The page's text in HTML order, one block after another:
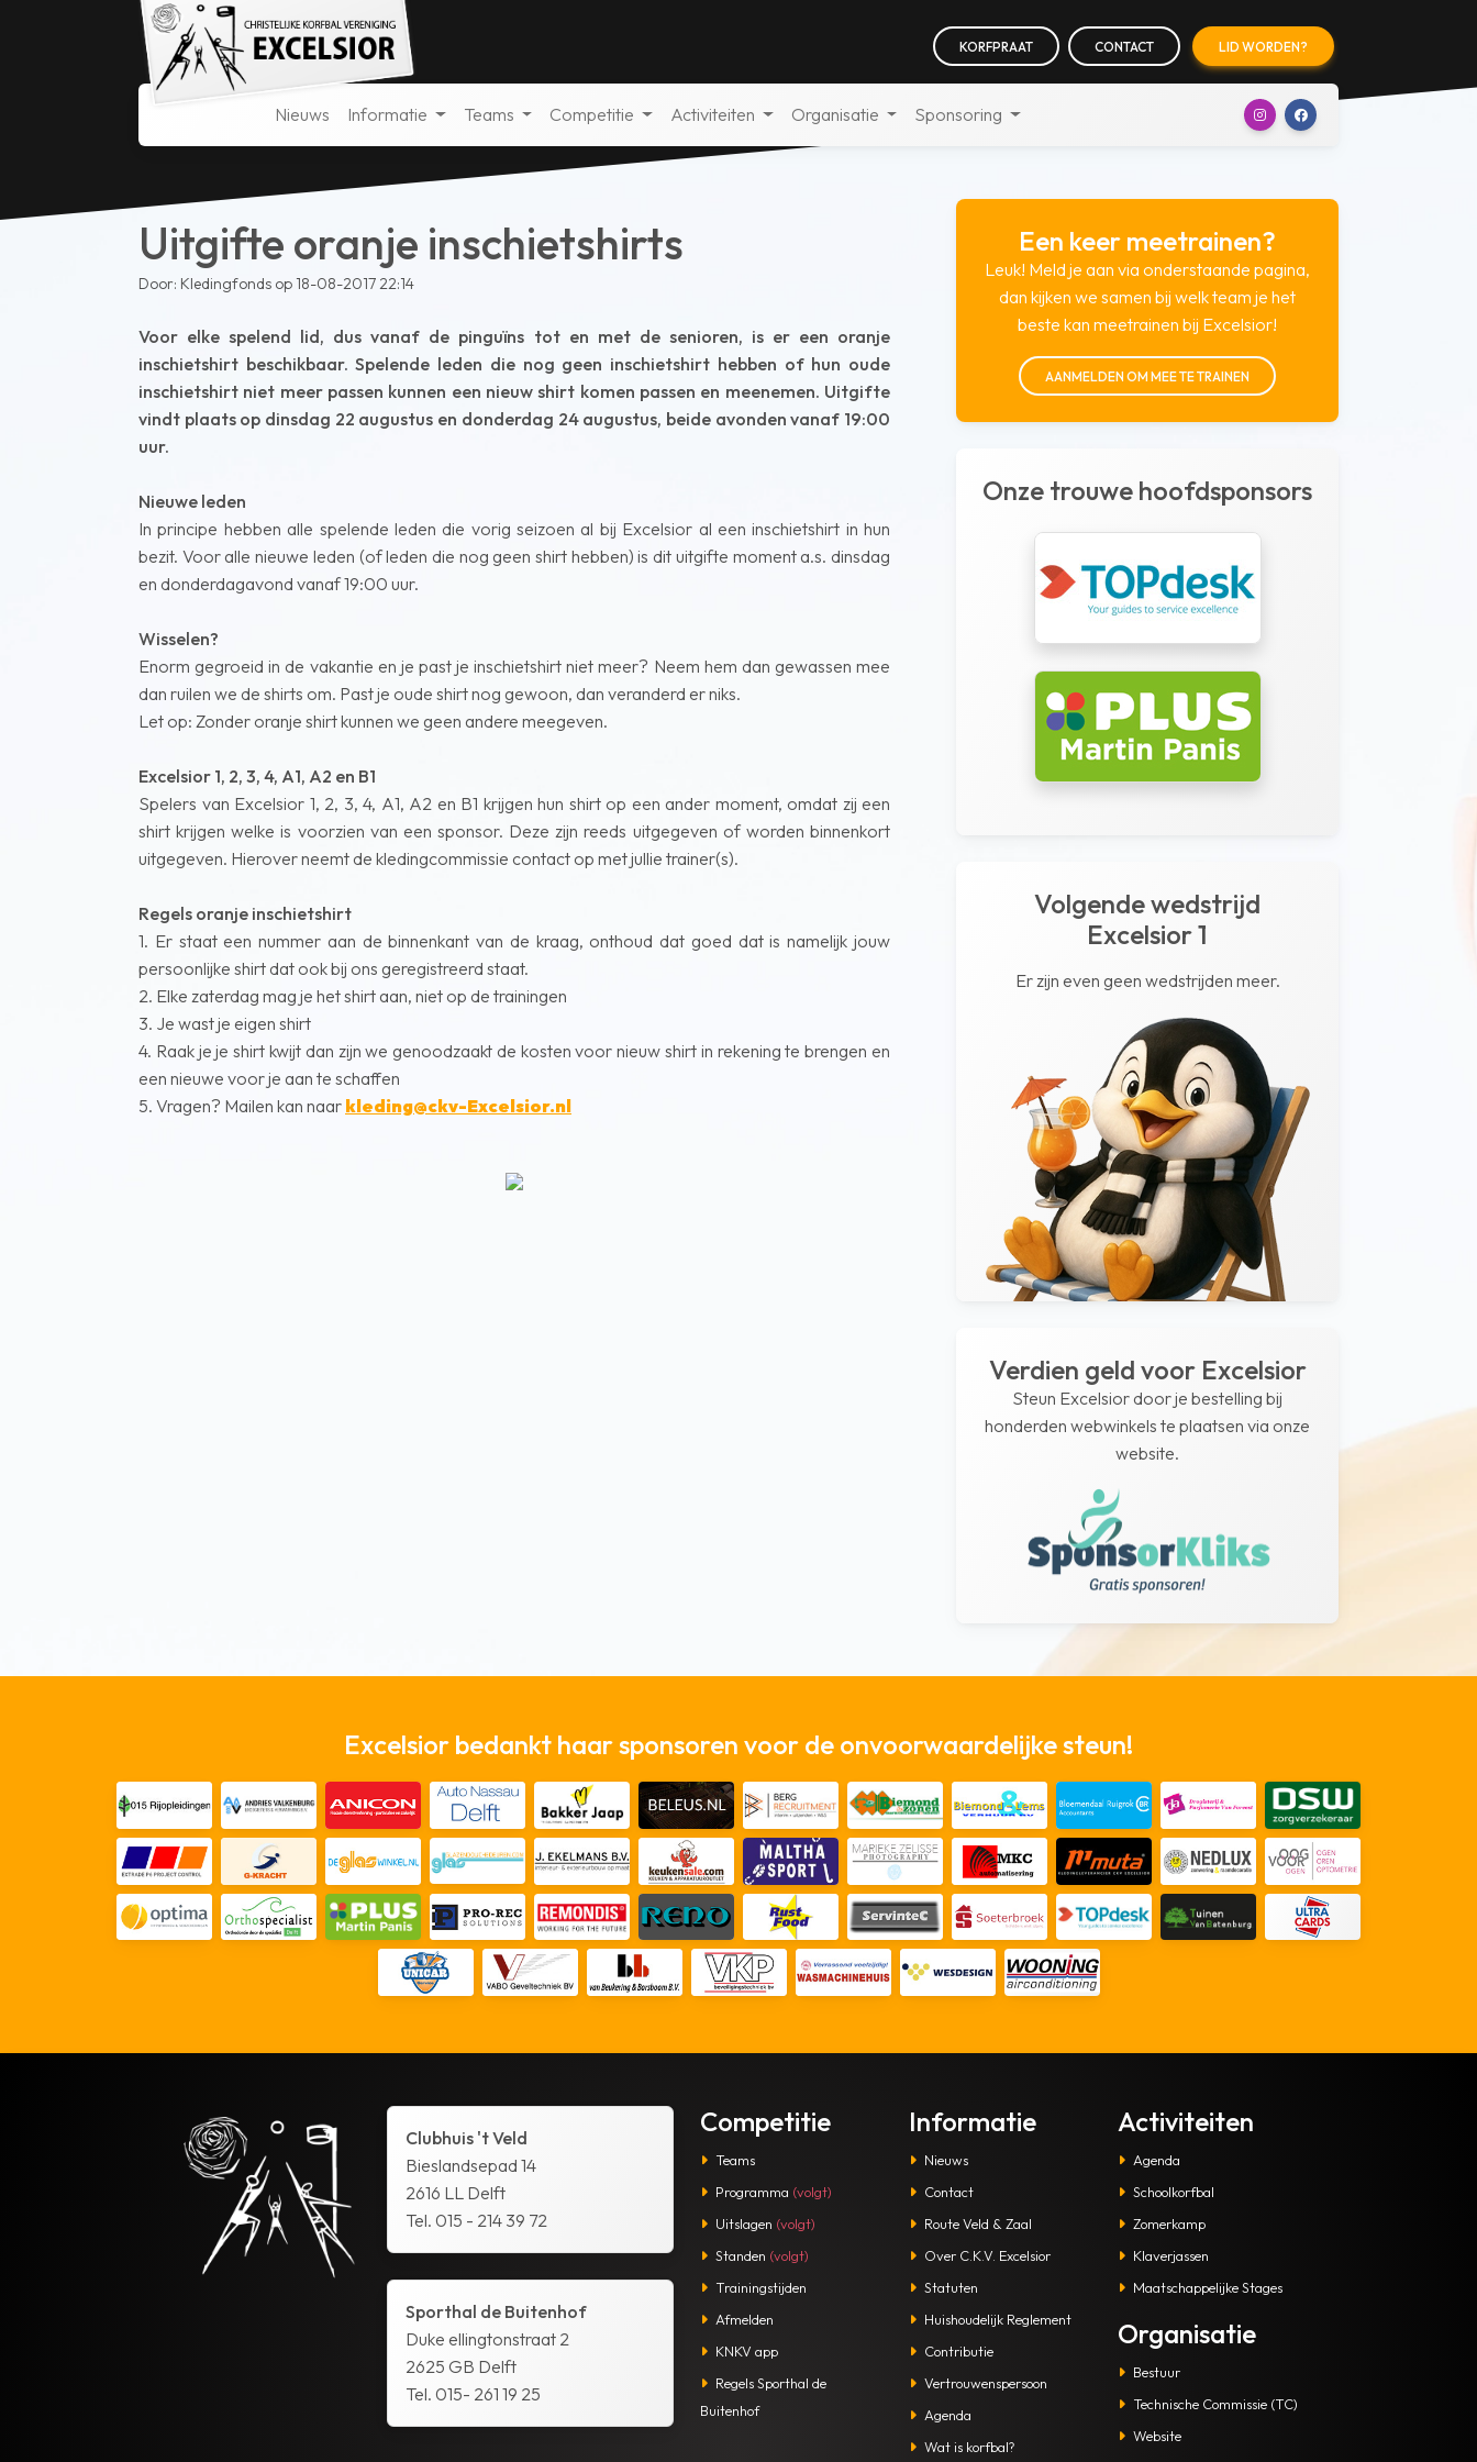
KORFPRAAT CONTACT LID WORDEN?
Nieuws Informatie Teams Competitie Activiteiten Organisatie Sponsoring
Uitgifte oranje inschietshirts
Door: Kledingfonds op 18-08-2017 22:14
Voor elke spelend lid, dus vanaf de pinguïns tot en met de senioren, is er een oranje
inschietshirt beschikbaar. Spelende leden die nog geen inschietshirt hebben of hun oude
inschietshirt niet meer passen kunnen een nieuw shirt komen passen en meenemen. Uitgifte
vindt plaats op dinsdag 22 augustus en donderdag 24 augustus, beide avonden vanaf 19:00
uur.
Nieuwe leden
In principe hebben alle spelende leden die vorig seizoen al bij Excelsior al een inschietshirt in hun
bezit. Voor alle nieuwe leden (of leden die nog geen shirt hebben) is dit uitgifte moment a.s. dinsdag
en donderdagavond vanaf 19:00 uur.
Wisselen?
Enorm gegroeid in de vakantie en je past je inschietshirt niet meer? Neem hem dan gewassen mee
dan ruilen we de shirts om. Past je oude shirt nog gewoon, dan veranderd er niks.
Let op: Zonder oranje shirt kunnen we geen andere meegeven.
Excelsior 1, 2, 3, 4, A1, A2 en B1
Spelers van Excelsior 1, 2, 3, 4, A1, A2 en B1 krijgen hun shirt op een ander moment, omdat zij een
shirt krijgen welke is voorzien van een sponsor. Deze zijn reeds uitgegeven of worden binnenkort
uitgegeven. Hierover neemt de kledingcommissie contact op met jullie trainer(s).
Regels oranje inschietshirt
1. Er staat een nummer aan de binnenkant van de kraag, onthoud dat goed dat is namelijk jouw
persoonlijke shirt dat ook bij ons geregistreerd staat.
2. Elke zaterdag mag je het shirt aan, niet op de trainingen
3. Je wast je eigen shirt
4. Raak je je shirt kwijt dan zijn we genoodzaakt de kosten voor nieuw shirt in rekening te brengen en
een nieuwe voor je aan te schaffen
5. Vragen? Mailen kan naar kleding@ckv-Excelsior.nl
Een keer meetrainen?
Leuk! Meld je aan via onderstaande pagina,
dan kijken we samen bij welk team je het
beste kan meetrainen bij Excelsior!
AANMELDEN OM MEE TE TRAINEN
Onze trouwe hoofdsponsors
Volgende wedstrijd
Excelsior 1
Er zijn even geen wedstrijden meer.
Verdien geld voor Excelsior
Steun Excelsior door je bestelling bij
honderden webwinkels te plaatsen via onze
website.
Excelsior bedankt haar sponsoren voor de onvoorwaardelijke steun!
Clubhuis 't Veld
Bieslandsepad 14
2616 LL Delft
Tel. 015 - 214 39 72
Sporthal de Buitenhof
Duke ellingtonstraat 2
2625 GB Delft
Tel. 015- 261 19 25
Competitie
Teams
Programma (volgt)
Uitslagen (volgt)
Standen (volgt)
Trainingstijden
Afmelden
KNKV app
Regels Sporthal de
Buitenhof
Informatie
Nieuws
Contact
Route Veld & Zaal
Over C.K.V. Excelsior
Statuten
Huishoudelijk Reglement
Contributie
Vertrouwenspersoon
Agenda
Wat is korfbal?
Activiteiten
Agenda
Schoolkorfbal
Zomerkamp
Klaverjassen
Maatschappelijke Stages
Organisatie
Bestuur
Technische Commissie (TC)
Website